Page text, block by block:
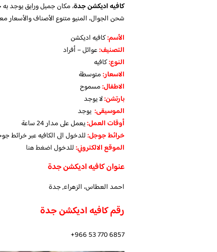
كافيه اديكشن جدة، مكان جميل ورايق يوجد
شحن الجوال، المنيو متنوع الأصناف والأسعار
الأسم:كافيه اديكشن
التصنيف:عوائل – أفراد
النوع:كافيه
الاسعار:متوسطة
الاطفال:مسموح
بارتشن:لا يوجد
الموسيقى: يوجد
‏أوقات العمل:يعمل على مدار 24 ساعة
خرائط جوجل:للدخول الى الكافيه عبر خرائط
الموقع الالكتروني:للدخولاضغط هنا
عنوان كافيه اديكشن جدة
احمد العطاس، الزهراء, جدة
رقم كافيه اديكشن جدة